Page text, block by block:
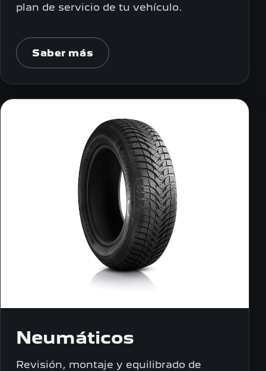
plan de servicio de tu vehículo.
Saber más
Neumáticos
Revisión, montaje y equilibrado de